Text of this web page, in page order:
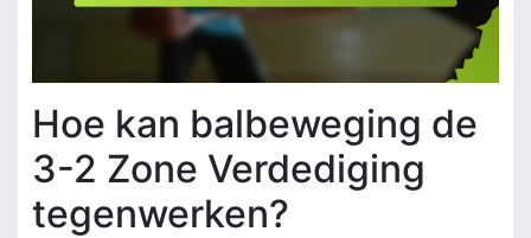
Hoe kan balbeweging de
3-2 Zone Verdediging
tegenwerken?